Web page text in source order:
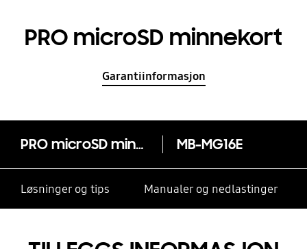
PRO microSD minnekort
Garantiinformasjon
PRO microSD minnekort MB-MG16E
Løsninger og tips Manualer og nedlastinger